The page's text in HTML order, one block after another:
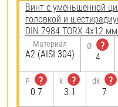
Винт с уменьшенной
головкой и
DIN 7984 TORX 4х12
Материал
А2 (AISI 304)
Ø
?
4
P
?
0.7
k
?
3.1
dk
?
7